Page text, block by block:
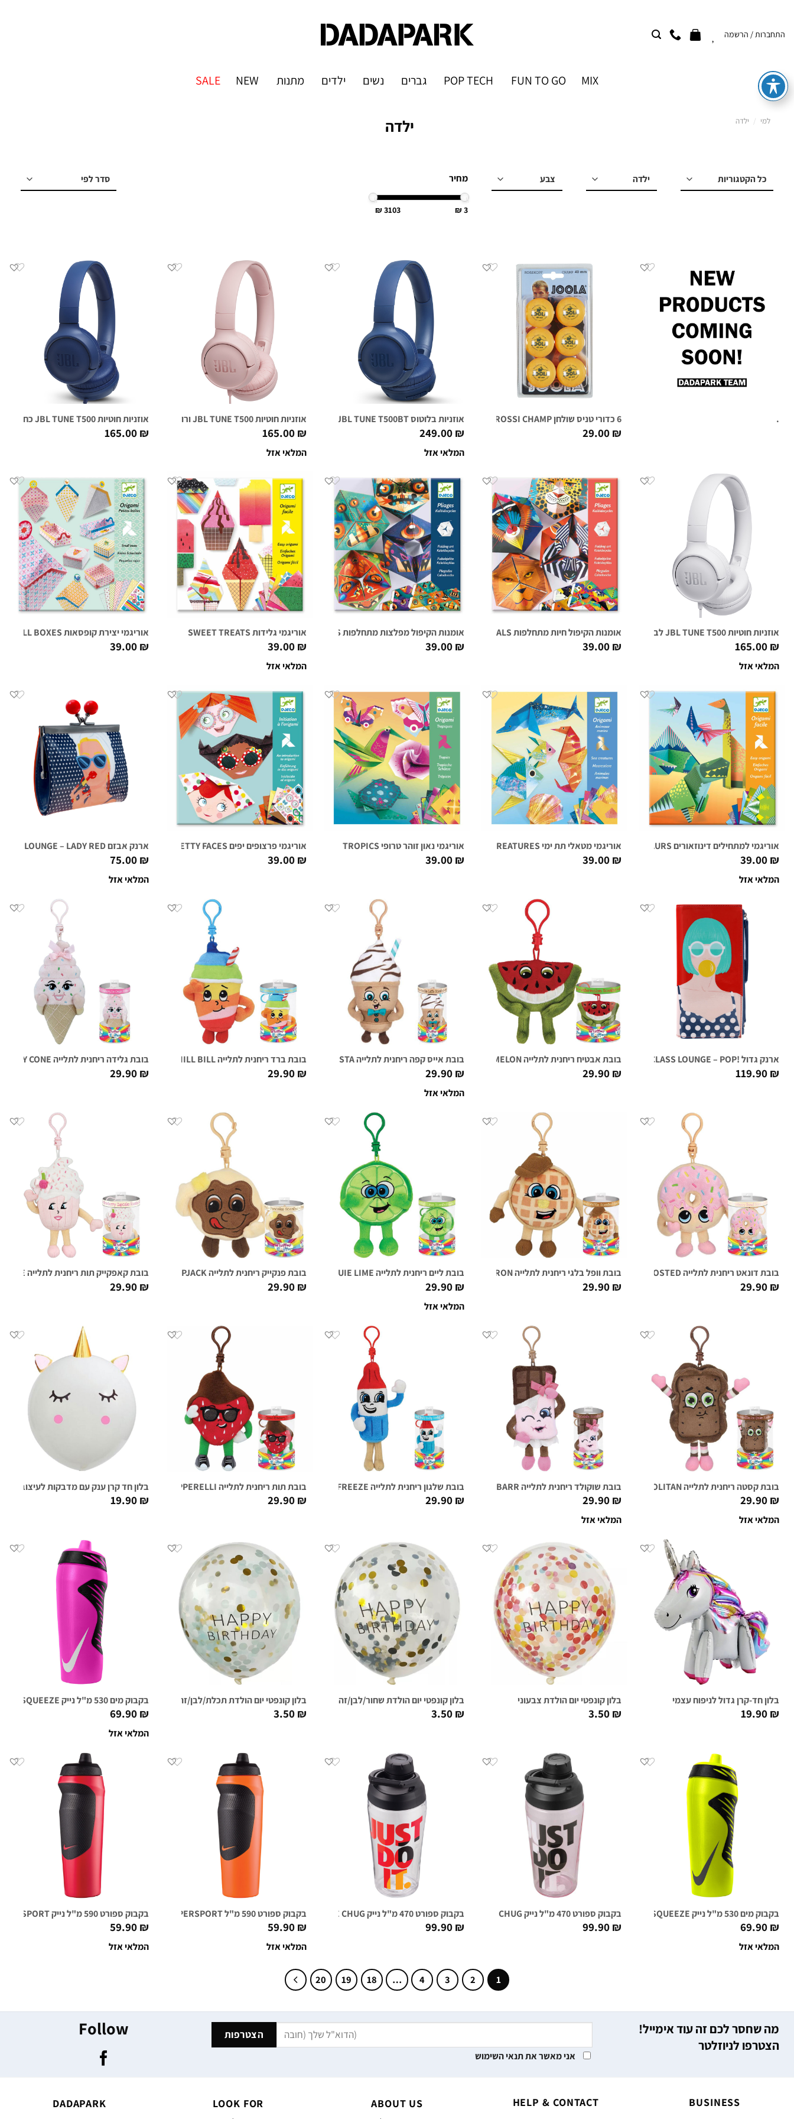
content
התחברות / הרשמה
MIX
FUN TO GO
POP TECH גברים נשים ילדים מתנות NEW
SALE
ילדה למי / ילדה
למי מחיר
3
3103
. 6 כדורי טניס שולחן JOOLA – ROSSI CHAMP
29.00 ₪
אוזניות בלוטוס JBL TUNE T500BT כחולות
249.00 ₪
המלאי אזל
אוזניות חוטיות JBL TUNE T500 ורודות
165.00 ₪
המלאי אזל
אוזניות חוטיות JBL TUNE T500 כחולות
165.00 ₪
אוזניות חוטיות JBL TUNE T500 לבנות
165.00 ₪
המלאי אזל
אומנות הקיפול חיות מתחלפות FLEXANIMALS
39.00 ₪
אומנות הקיפול מפלצות מתחלפות FLEXMONSTERS
39.00 ₪
אוריגמי גלידות SWEET TREATS
39.00 ₪
המלאי אזל
אוריגמי יצירת קופסאות SMALL BOXES
39.00 ₪
אוריגמי למתחילים דינוזאורים DINOSAURS
39.00 ₪
המלאי אזל
אוריגמי מטאלי תת ימי SEA CREATURES
39.00 ₪
אוריגמי נאון זוהר טרופי TROPICS
39.00 ₪
אוריגמי פרצופים יפים PRETTY FACES
39.00 ₪
ארנק אבזם FIRST CLASS LOUNGE – LADY RED
75.00 ₪
המלאי אזל
ארנק גדול !FIRST CLASS LOUNGE – POP
119.90 ₪
בובת אבטיח ריחנית לתלייה MILTON MELON
29.90 ₪
בובת אייס קפה ריחנית לתלייה BENNY BARISTA
29.90 ₪
המלאי אזל
בובת ברד ריחנית לתלייה CHILL BILL
29.90 ₪
בובת גלידה ריחנית לתלייה SHIRLEY CONE
29.90 ₪
בובת דונאט ריחנית לתלייה FARRAH FROSTED
29.90 ₪
בובת וופל בלגי ריחנית לתלייה WAFFLE AARON
29.90 ₪
בובת ליים ריחנית לתלייה LOUIE LIME
29.90 ₪
המלאי אזל
בובת פנקייק ריחנית לתלייה FLIP FLAPJACK
29.90 ₪
בובת קאפקייק תות ריחנית לתלייה SUGAR CAKE
29.90 ₪
בובת קסטה ריחנית לתלייה NEAL O. POLITAN
29.90 ₪
המלאי אזל
בובת שוקולד ריחנית לתלייה CANDI BARR
29.90 ₪
המלאי אזל
בובת שלגון ריחנית לתלייה APOLLO FREEZE
29.90 ₪
בובת תות ריחנית לתלייה DANNY DIPPERELLI
29.90 ₪
בלון חד קרן ענק עם מדבקות לעיצוב
19.90 ₪
בלון חד-קרן גדול לניפוח עצמי
19.90 ₪
בלון קונפטי יום הולדת צבעוני
3.50 ₪
בלון קונפטי יום הולדת שחור/לבן/זהב
3.50 ₪
בלון קונפטי יום הולדת תכלת/לבן/זהב
3.50 ₪
בקבוק מים 530 מ"ל נייק NIKE HYPERFUEL SQUEEZE ורוד מסטיק/לבן
69.90 ₪
המלאי אזל
בקבוק מים 530 מ"ל נייק NIKE HYPERFUEL SQUEEZE ירוק וולט/שחור
69.90 ₪
המלאי אזל
בקבוק ספורט 470 מ"ל נייק NIKE TR HYPERCHARGE CHUG ורוד גרפי
99.90 ₪
בקבוק ספורט 470 מ"ל נייק NIKE TR HYPERCHARGE CHUG שקוף גרפי
99.90 ₪
בקבוק ספורט 590 מ"ל NIKE HYPERSPORT כתום מנגו
59.90 ₪
המלאי אזל
בקבוק ספורט 590 מ"ל נייק NIKE HYPERSPORT אדום
59.90 ₪
המלאי אזל
1
2
3
4
…
18
19
20
מה שחסר לכם זה עוד אימייל!
הצטרפו לניוזלטר
אני מאשר את תנאי השימוש
Follow
BUSINESS
HELP & CONTACT
ABOUT US
LOOK FOR
DADAPARK